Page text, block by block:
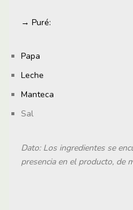
→ Puré:
Papa
Leche
Manteca
Sal
Dato: Los ingredientes se
presencia en el producto, de